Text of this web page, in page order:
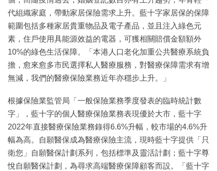
代組織家庭，帶動家居保險需求上升。藍十字家居保的保障
範圍包括多種家居貴重物品及電子產品，並且注入綠色元
素，住戶使用具能源效益的電器，可獲相關賠償金額額外
10%的綠色生活保障。「本港人口老化加重公共醫療系統負
擔，愈來愈多市民選擇私人醫療服務，對醫療保障需求有增
無減，我們的醫療保險業務近年亦穩步上升。」
根據保險業監管局「一般保險業務季度發表的臨時統計數
字」，藍十字的個人醫療保險業務表現優於大市，藍十字
2022年直接醫療保險業務錄得6.6%升幅，較市場的4.6%升
幅為高。自願醫保成為醫療保險主流，現時藍十字提供「只
衛您」自願醫保計劃系列，包括標準及靈活計劃；藍十字尊
悅自願醫保計劃，為尋求高端醫療保障顧客而設。「藍十字